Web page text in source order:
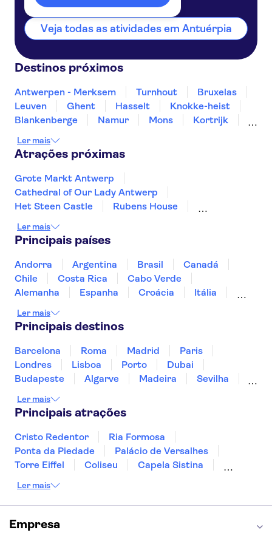
Veja todas as atividades em Antuérpia
Destinos próximos
Antwerpen - Merksem Turnhout
Bruxelas
Leuven
Ghent Hasselt
Knokke-heist
Blankenberge
Namur Mons
Kortrijk
Ler mais
Atrações próximas
Grote Markt Antwerp
Cathedral of Our Lady Antwerp
Het Steen Castle
Rubens House
Grand Place Brussels
Groeninge Museum
Castle Gravensteen
Vrijdagmarkt
Historium Bruges
De Halve Maan Brewery
Rosary Quay
Ler mais
Principais países
Andorra Argentina Brasil
Canadá
Chile
Costa Rica
Cabo Verde
Alemanha
Espanha Croácia
Itália
Marrocos
Maldivas
Singapura
Turquia
Ler mais
Principais destinos
Barcelona Roma Madrid
Paris
Londres
Lisboa Porto
Dubai
Budapeste
Algarve Madeira
Sevilha
Sintra
Lagos Vigo
Ler mais
Principais atrações
Cristo Redentor
Ria Formosa
Ponta da Piedade
Palácio de Versalhes
Torre Eiffel
Coliseu
Capela Sistina
Parque Güell
Caminito del Rey
Castelo de São Jorge
Quinta da Regaleira
Parque Warner
Ler mais
Empresa